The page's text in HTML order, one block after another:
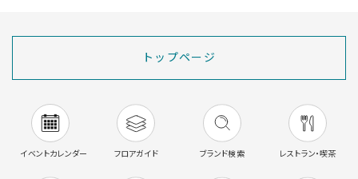
トップページ
イベントカレンダー フロアガイド ブランド検索 レストラン・喫茶